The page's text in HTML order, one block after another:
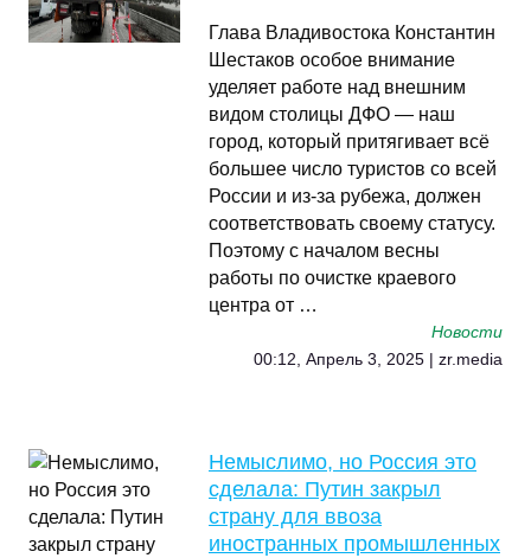
Глава Владивостока Константин
Шестаков особое внимание
уделяет работе над внешним
видом столицы ДФО — наш
город, который притягивает всё
большее число туристов со всей
России и из-за рубежа, должен
соответствовать своему статусу.
Поэтому с началом весны
работы по очистке краевого
центра от …
Новости
00:12, Апрель 3, 2025 | zr.media
Немыслимо, но Россия это
сделала: Путин закрыл
страну для ввоза
иностранных промышленных